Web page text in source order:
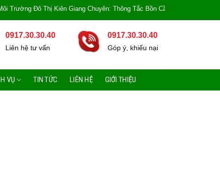
Thị Kiên Giang Chuyên: Thông Tắc Bồn Cầu, Tắc Cống, Tắc Bồn Rửa,
0917.30.30.40
Liên hệ tư vấn
0917.30.30.40
Góp ý, khiếu nại
VỤ TIN TỨC LIÊN HỆ GIỚI THIỆU